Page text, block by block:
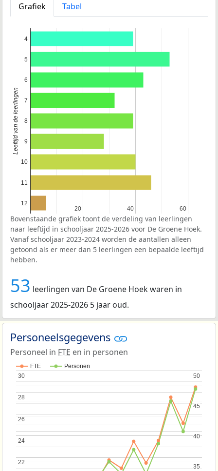
Grafiek
Tabel
20
20 40
40 60
60
4
5
6
7
8
9
10
11
12
Leeftijd van de leerlingen
Bovenstaande grafiek toont de verdeling van leerlingen
naar leeftijd in schooljaar 2025-2026 voor De Groene Hoek.
Vanaf schooljaar 2023-2024 worden de aantallen alleen
getoond als er meer dan 5 leerlingen een bepaalde leeftijd
hebben.
53 leerlingen van De Groene Hoek waren in
schooljaar 2025-2026 5 jaar oud.
Personeelsgegevens
Personeel in FTE en in personen
FTE Personen
22
22
24
24
26
26
28
28
30
30
35
35
40
40
45
45
50
50